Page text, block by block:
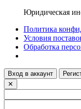
Юридическая
Политика
Условия
Обработка
Вход в аккаунт
✕